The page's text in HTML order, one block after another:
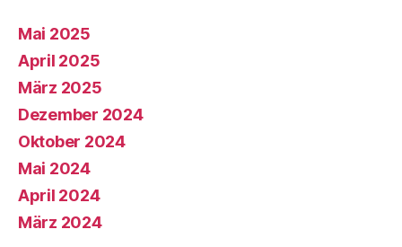
Mai 2025
April 2025
März 2025
Dezember 2024
Oktober 2024
Mai 2024
April 2024
März 2024